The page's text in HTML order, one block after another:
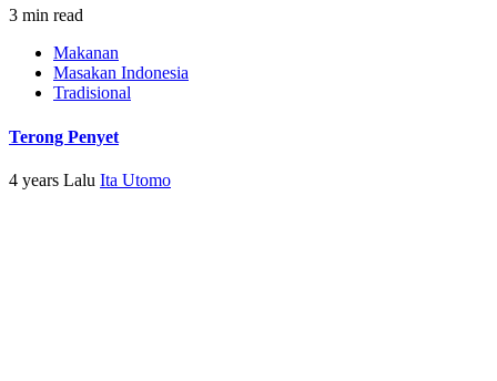
3 min read
Makanan
Masakan Indonesia
Tradisional
Terong Penyet
4 years Lalu Ita Utomo